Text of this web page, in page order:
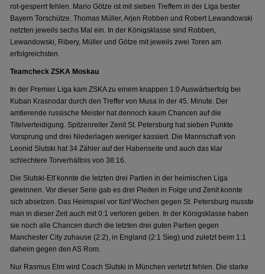
rot-gesperrt fehlen. Mario Götze ist mit sieben Treffern in der Liga bester
Bayern Torschütze. Thomas Müller, Arjen Robben und Robert Lewandowski
netzten jeweils sechs Mal ein. In der Königsklasse sind Robben,
Lewandowski, Ribery, Müller und Götze mit jeweils zwei Toren am
erfolgreichsten.
Teamcheck ZSKA Moskau
In der Premier Liga kam ZSKA zu einem knappen 1:0 Auswärtserfolg bei
Kuban Krasnodar durch den Treffer von Musa in der 45. Minute. Der
amtierende russische Meister hat dennoch kaum Chancen auf die
Titelverteidigung. Spitzenreiter Zenit St. Petersburg hat sieben Punkte
Vorsprung und drei Niederlagen weniger kassiert. Die Mannschaft von
Leonid Slutski hat 34 Zähler auf der Habenseite und auch das klar
schlechtere Torverhältnis von 38:16.
Die Slutski-Elf konnte die letzten drei Partien in der heimischen Liga
gewinnen. Vor dieser Serie gab es drei Pleiten in Folge und Zenit konnte
sich absetzen. Das Heimspiel vor fünf Wochen gegen St. Petersburg musste
man in dieser Zeit auch mit 0:1 verloren geben. In der Königsklasse haben
sie noch alle Chancen durch die letzten drei guten Partien gegen
Manchester City zuhause (2:2), in England (2:1 Sieg) und zuletzt beim 1:1
daheim gegen den AS Rom.
Nur Rasmus Elm wird Coach Slutski in München verletzt fehlen. Die starke